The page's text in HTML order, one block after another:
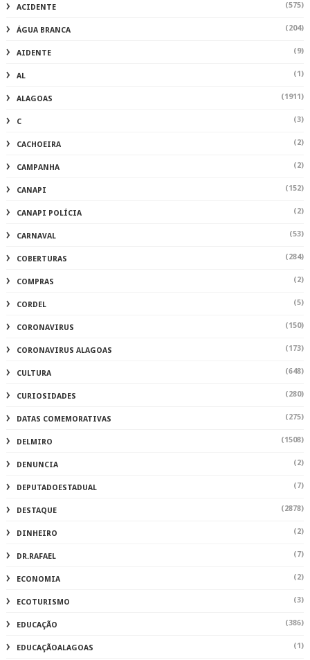
ACIDENTE (575)
ÁGUA BRANCA (204)
AIDENTE (9)
AL (1)
ALAGOAS (1911)
C (3)
CACHOEIRA (2)
CAMPANHA (2)
CANAPI (152)
CANAPI POLÍCIA (2)
CARNAVAL (53)
COBERTURAS (284)
COMPRAS (2)
CORDEL (5)
CORONAVIRUS (150)
CORONAVIRUS ALAGOAS (173)
CULTURA (648)
CURIOSIDADES (280)
DATAS COMEMORATIVAS (275)
DELMIRO (1508)
DENUNCIA (2)
DEPUTADOESTADUAL (7)
DESTAQUE (2878)
DINHEIRO (2)
DR.RAFAEL (7)
ECONOMIA (2)
ECOTURISMO (3)
EDUCAÇÃO (386)
EDUCAÇÃOALAGOAS (1)